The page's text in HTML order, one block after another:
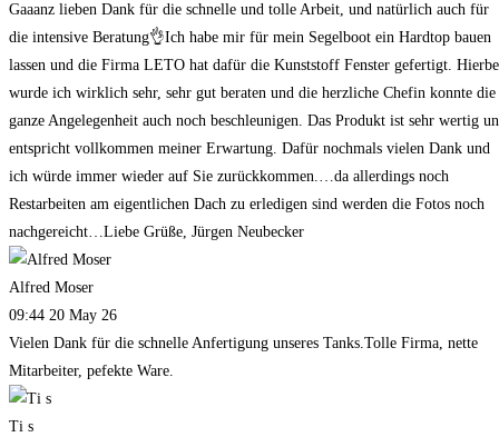
Gaaanz lieben Dank für die schnelle und tolle Arbeit, und natürlich auch für
die intensive Beratung👌Ich habe mir für mein Segelboot ein Hardtop bauen
lassen und die Firma LETO hat dafür die Kunststoff Fenster gefertigt.
wurde ich wirklich sehr, sehr gut beraten und die herzliche Chefin konnte die
ganze Angelegenheit auch noch beschleunigen. Das Produkt ist sehr wertig
entspricht vollkommen meiner Erwartung. Dafür nochmals vielen Dank und
ich würde immer wieder auf Sie zurückkommen.…da allerdings noch
Restarbeiten am eigentlichen Dach zu erledigen sind werden die Fotos noch
nachgereicht…Liebe Grüße, Jürgen Neubecker
Alfred Moser
09:44 20 May 26
Vielen Dank für die schnelle Anfertigung unseres Tanks.Tolle Firma, nette
Mitarbeiter, pefekte Ware.
Ti s